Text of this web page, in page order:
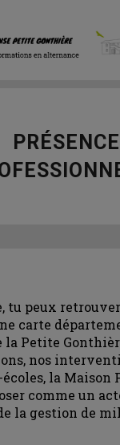
PRÉSENCE
tu peux
carte
la Petite
nos
la Maison
comme un
la gestion de